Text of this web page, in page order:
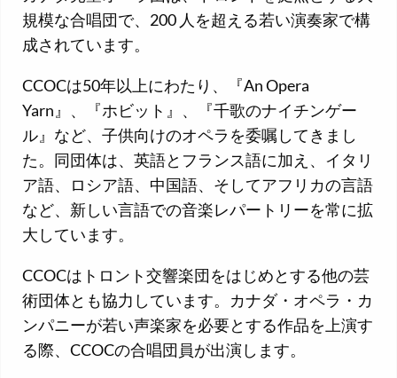
規模な合唱団で、200 人を超える若い演奏家で構
成されています。
CCOCは50年以上にわたり、『An Opera
Yarn』、『ホビット』、『千歌のナイチンゲー
ル』など、子供向けのオペラを委嘱してきまし
た。同団体は、英語とフランス語に加え、イタリ
ア語、ロシア語、中国語、そしてアフリカの言語
など、新しい言語での音楽レパートリーを常に拡
大しています。
CCOCはトロント交響楽団をはじめとする他の芸
術団体とも協力しています。カナダ・オペラ・カ
ンパニーが若い声楽家を必要とする作品を上演す
る際、CCOCの合唱団員が出演します。